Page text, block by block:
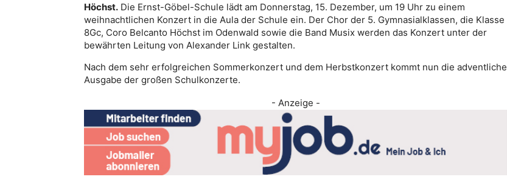
Höchst. Die Ernst-Göbel-Schule lädt am Donnerstag, 15. Dezember, um 19 Uhr zu einem
weihnachtlichen Konzert in die Aula der Schule ein. Der Chor der 5. Gymnasialklassen, die Klasse
8Gc, Coro Belcanto Höchst im Odenwald sowie die Band Musix werden das Konzert unter der
bewährten Leitung von Alexander Link gestalten.
Nach dem sehr erfolgreichen Sommerkonzert und dem Herbstkonzert kommt nun die adventliche
Ausgabe der großen Schulkonzerte.
- Anzeige -